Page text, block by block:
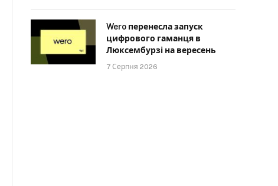
Wero перенесла запуск
цифрового гаманця в
Люксембурзі на вересень
7 Серпня 2026